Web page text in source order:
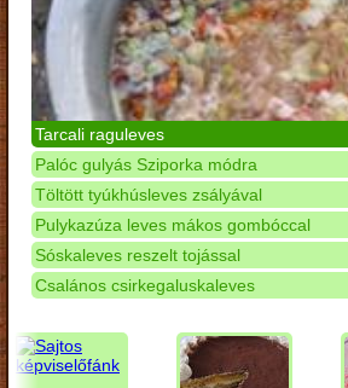
Tarcali raguleves
Palóc gulyás Sziporka módra
Töltött tyúkhúsleves zsályával
Pulykazúza leves mákos gombóccal
Sóskaleves reszelt tojással
Csalános csirkegaluskaleves